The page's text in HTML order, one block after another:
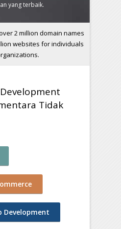
yang terbaik.
2 million domain names
websites for individuals
Tidak
Development